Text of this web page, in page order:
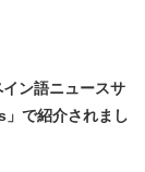
ン語ニュースサ
で紹介されまし